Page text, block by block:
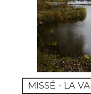
MISSÉ - LA